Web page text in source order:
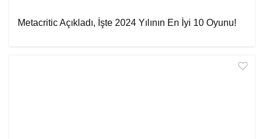
Metacritic Açıkladı, İşte 2024 Yılının En İyi 10 Oyunu!